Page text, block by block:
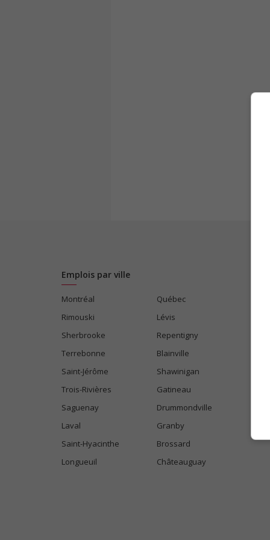
Emplois par ville
Montréal
Québec
Rimouski
Lévis
Sherbrooke
Repentigny
Terrebonne
Blainville
Saint-Jérôme
Shawinigan
Trois-Rivières
Gatineau
Saguenay
Drummondville
Laval
Granby
Saint-Hyacinthe
Brossard
Longueuil
Châteauguay